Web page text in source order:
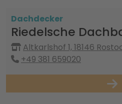
Dachdecker
Riedelsche
Altkarlshof 1, 18146
+49 381 659020